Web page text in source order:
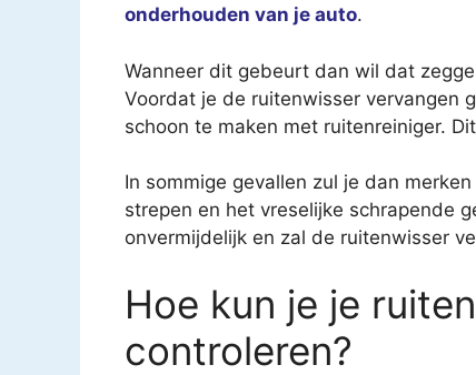
onderhouden van je auto.
Wanneer dit gebeurt dan wil dat
Voordat je de ruitenwisser vervangen
schoon te maken met ruitenreiniger.
In sommige gevallen zul je dan
strepen en het vreselijke schrapende
onvermijdelijk en zal de ruitenwisser
Hoe kun je je
controleren?